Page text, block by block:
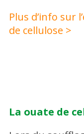
Plus d’info sur
de cellulose >
La ouate de